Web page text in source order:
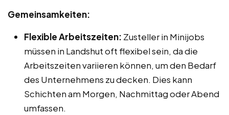
Gemeinsamkeiten:
Flexible Arbeitszeiten: Zusteller in Minijobs
müssen in Landshut oft flexibel sein, da die
Arbeitszeiten variieren können, um den Bedarf
des Unternehmens zu decken. Dies kann
Schichten am Morgen, Nachmittag oder Abend
umfassen.